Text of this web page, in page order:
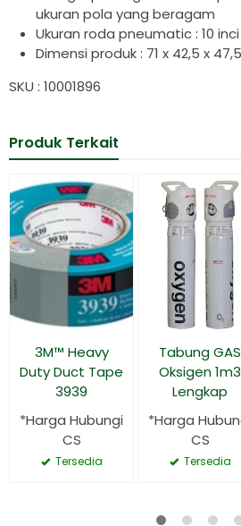
ukuran pola yang beragam
Ukuran roda pneumatic : 10 inci
Dimensi produk : 71 x 42,5 x
SKU : 10001896
Produk Terkait
3M™ Heavy
Duty Duct Tape
3939
*Harga Hubungi
CS
Tersedia
Tabung GAS
Oksigen 1m3
Lengkap
*Harga
CS
Tersedia